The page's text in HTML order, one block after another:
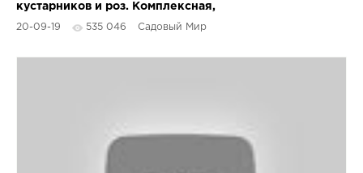
кустарников и роз. Комплексная,
универсальная,
20-09-19 535 046 Садовый Мир